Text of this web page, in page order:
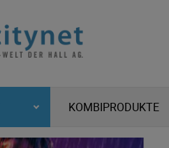
KOMBIPRODUKTE